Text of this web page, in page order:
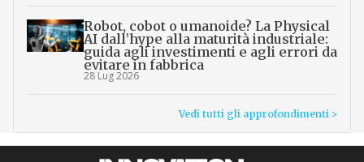
Robot, cobot o umanoide? La Physical
AI dall’hype alla maturità industriale:
guida agli investimenti e agli errori da
evitare in fabbrica
28 Lug 2026
Vedi tutti gli approfondimenti >